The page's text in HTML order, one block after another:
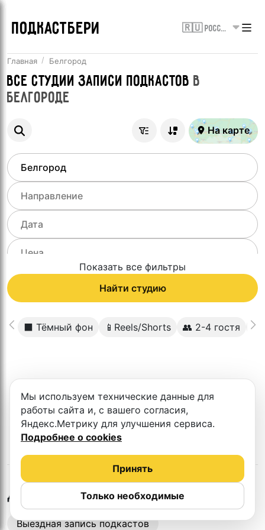
ПОДКАСТБЕРИ 🇷🇺 Россия
Главная Белгород
ВсеСтудии записи подкастов в
Белгороде
На карте
Показать все фильтры
Найти студию
⬛️ Тёмный фон 📱Reels/Shorts 👥 2-4 гостя 💸
студии
Другие студии в Белгороде
Выездная запись подкастов
Мы используем технические данные для
работы сайта и, с вашего согласия,
Яндекс.Метрику для улучшения сервиса.
Подробнее о cookies
Только необходимые
Принять